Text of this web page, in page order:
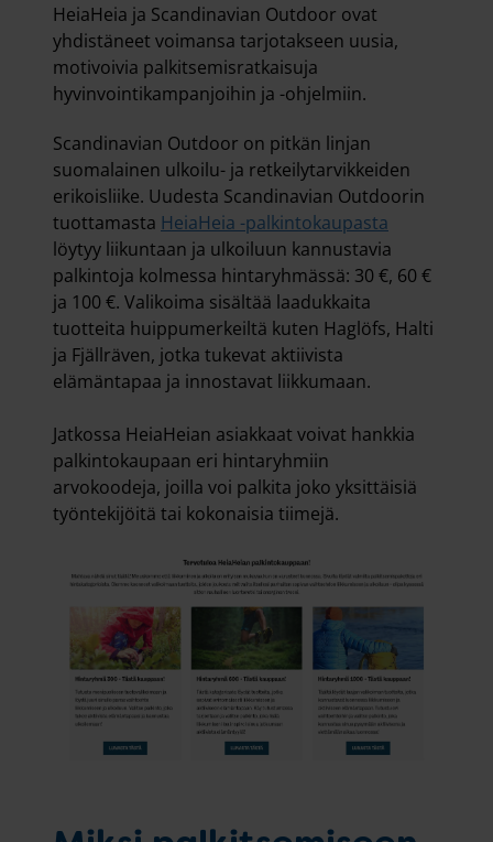
HeiaHeia ja Scandinavian Outdoor ovat
yhdistäneet voimansa tarjotakseen uusia,
motivoivia palkitsemisratkaisuja
hyvinvointikampanjoihin ja -ohjelmiin.
Scandinavian Outdoor on pitkän linjan
suomalainen ulkoilu- ja retkeilytarvikkeiden
erikoisliike. Uudesta Scandinavian Outdoorin
tuottamasta HeiaHeia -palkintokaupasta
löytyy liikuntaan ja ulkoiluun kannustavia
palkintoja kolmessa hintaryhmässä: 30 €, 60 €
ja 100 €. Valikoima sisältää laadukkaita
tuotteita huippumerkeiltä kuten Haglöfs, Halti
ja Fjällräven, jotka tukevat aktiivista
elämäntapaa ja innostavat liikkumaan.
Jatkossa HeiaHeian asiakkaat voivat hankkia
palkintokaupaan eri hintaryhmiin
arvokoodeja, joilla voi palkita joko yksittäisiä
työntekijöitä tai kokonaisia tiimejä.